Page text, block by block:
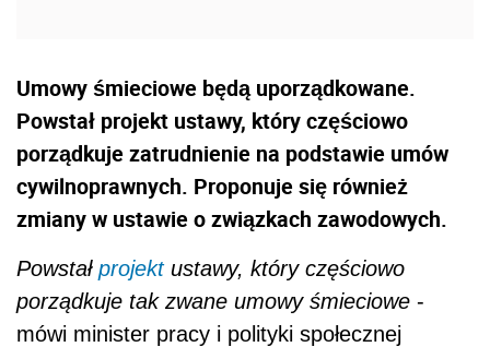
Umowy śmieciowe będą uporządkowane.
Powstał projekt ustawy, który częściowo
porządkuje zatrudnienie na podstawie umów
cywilnoprawnych. Proponuje się również
zmiany w ustawie o związkach zawodowych.
Powstał projektustawy, który częściowo
porządkuje tak zwane umowy śmieciowe -
mówi minister pracy i polityki społecznej